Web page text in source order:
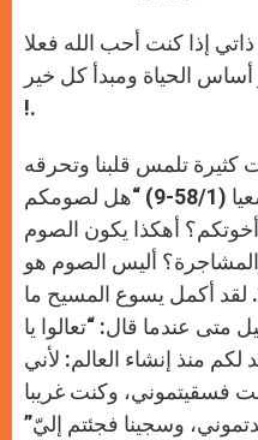
إذا كنت أحب الله فعلا
الحياة ومبدأ كل خير
!.
تلمس قلبنا وتحرقه
كالجمرة كما جاء في سفر اشعيا (58/1-9) “هل لصومكم
أهكذا يكون الصوم
أليس الصوم هو
لقد أكمل يسوع المسيح ما
متى عندما قال: “تعالوا يا
لكم منذ إنشاء العالم: لأني
وكنت غريبا
وسجينا فجئتم إليّ”